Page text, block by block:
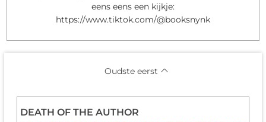
eens eens een kijkje:
https://www.tiktok.com/@booksnynk
Oudste eerst
DEATH OF THE AUTHOR